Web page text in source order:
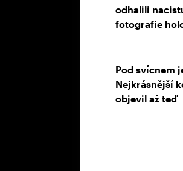
odhalili
fotografie
Pod svícnem
Nejkrásnější
objevil až teď